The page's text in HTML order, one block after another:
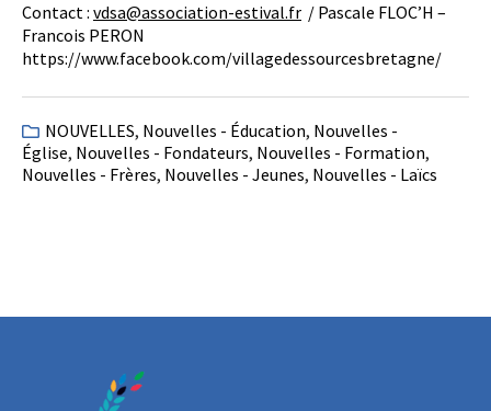
Contact : vdsa@association-estival.fr / Pascale FLOC’H –
Francois PERON
https://www.facebook.com/villagedessourcesbretagne/
NOUVELLES, Nouvelles - Éducation, Nouvelles -
Église, Nouvelles - Fondateurs, Nouvelles - Formation,
Nouvelles - Frères, Nouvelles - Jeunes, Nouvelles - Laïcs